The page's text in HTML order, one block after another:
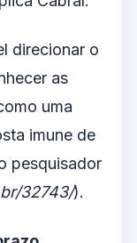
direcionar o
as
uma
imune de
pesquisador
32743/).